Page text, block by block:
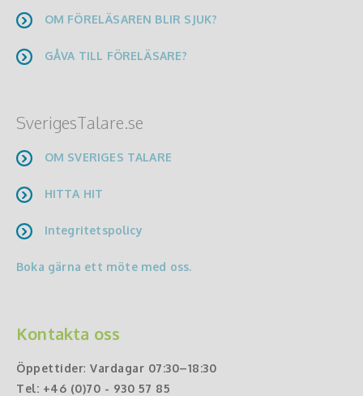
OM FÖRELÄSAREN BLIR SJUK?
GÅVA TILL FÖRELÄSARE?
SverigesTalare.se
OM SVERIGES TALARE
HITTA HIT
Integritetspolicy
Boka gärna ett möte med oss.
Kontakta oss
Öppettider: Vardagar 07:30–18:30
Tel: +46 (0)70 - 930 57 85